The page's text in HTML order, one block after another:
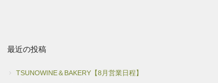
最近の投稿
TSUNOWINE＆BAKERY【8月営業日程】